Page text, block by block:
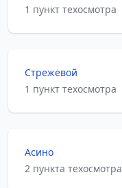
1 пункт техосмотра
Стрежевой
1 пункт техосмотра
Асино
2 пункта техосмотра